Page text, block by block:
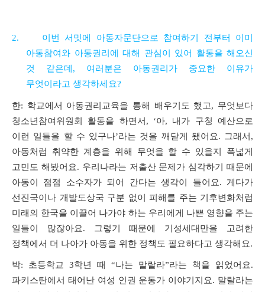
2.
이번 서밋에 아동자문단으로 참여하기 전부터 이미
아동참여와 아동권리에 대해 관심이 있어 활동을 해오신
것 같은데 , 여러분은 아동권리가 중요한 이유가
무엇이라고 생각하세요?
한: 학교에서 아동권리교육을 통해 배우기도 했고, 무엇보다
청소년참여위원회 활동을 하면서 , ‘아, 내가 구청 예산으로
이런 일들을 할 수 있구나’라는 것을 깨닫게 됐어요. 그래서 ,
아동처럼 취약한 계층을 위해 무엇을 할 수 있을지 폭넓게
고민도 해봤어요. 우리나라는 저출산 문제가 심각하기 때문에
아동이 점점 소수자가 되어 간다는 생각이 들어요. 게다가
선진국이나 개발도상국 구분 없이 피해를 주는 기후변화처럼
미래의 한국을 이끌어 나가야 하는 우리에게 나쁜 영향을 주는
일들이 많잖아요.
그렇기 때문에 기성세대만을 고려한
정책에서 더 나아가 아동을 위한 정책도 필요하다고 생각해요.
박: 초등학교 3학년 때 “나는 말랄라”라는 책을 읽었어요.
파키스탄에서 태어난 여성 인권 운동가 이야기지요. 말랄라는